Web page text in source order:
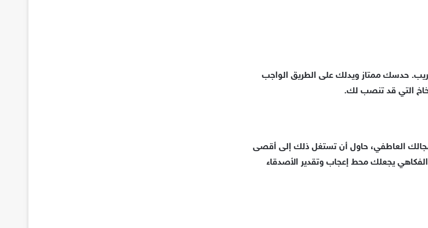
قريب. حدسك ممتاز ويدلك على الطريق الواجب
التي قد تنصب لك.
مجالك العاطفي، حاول أن تستغل ذلك إلى أقصى
يجعلك محط إعجاب وتقدير الأصدقاء